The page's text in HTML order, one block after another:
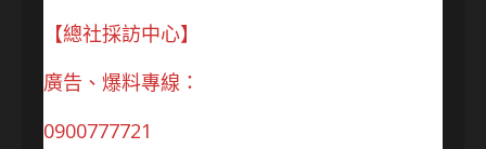
【總社採訪中心】
廣告、爆料專線：
0900777721